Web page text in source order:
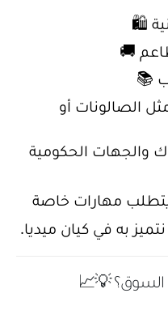
🛍️
🚚
📚
الصالونات أو
والجهات الحكومية
مهارات خاصة
به في كيان ميديا.
💡📈